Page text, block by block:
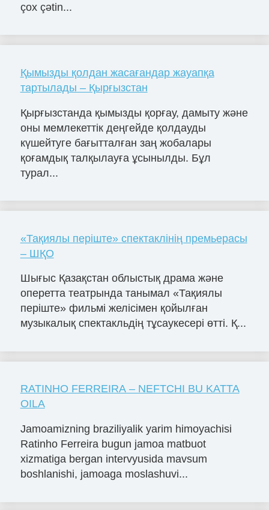
çox çətin...
Қымызды қолдан жасағандар жауапқа
тартылады – Қырғызстан
Қырғызстанда қымызды қорғау, дамыту және
оны мемлекеттік деңгейде қолдауды
күшейтуге бағытталған заң жобалары
қоғамдық талқылауға ұсынылды. Бұл
турал...
«Тақиялы періште» спектаклінің премьерасы
– ШҚО
Шығыс Қазақстан облыстық драма және
оперетта театрында танымал «Тақиялы
періште» фильмі желісімен қойылған
музыкалық спектакльдің тұсаукесері өтті. Қ...
RATINHO FERREIRA – NEFTCHI BU KATTA
OILA
Jamoamizning braziliyalik yarim himoyachisi
Ratinho Ferreira bugun jamoa matbuot
xizmatiga bergan intervyusida mavsum
boshlanishi, jamoaga moslashuvi...